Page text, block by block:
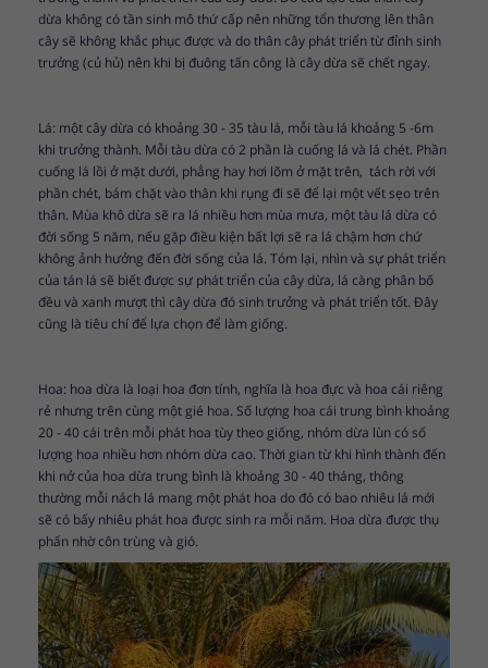
dừa không có tần sinh mô thứ cấp nên những tổn thương lên thân
cây sẽ không khắc phục được và do thân cây phát triển từ đỉnh sinh
trưởng (củ hủ) nên khi bị đuông tấn công là cây dừa sẽ chết ngay.
Lá: một cây dừa có khoảng 30 - 35 tàu lá, mỗi tàu lá khoảng 5 -6m
khi trưởng thành. Mỗi tàu dừa có 2 phần là cuống lá và lá chét. Phần
cuống lá lồi ở mặt dưới, phẳng hay hơi lõm ở mặt trên, tách rời với
phần chét, bám chặt vào thân khi rụng đi sẽ để lại một vết sẹo trên
thân. Mùa khô dừa sẽ ra lá nhiều hơn mùa mưa, một tàu lá dừa có
đời sống 5 năm, nếu gặp điều kiện bất lợi sẽ ra lá chậm hơn chứ
không ảnh hưởng đến đời sống của lá. Tóm lại, nhìn và sự phát triển
của tán lá sẽ biết được sự phát triển của cây dừa, lá càng phân bố
đều và xanh mượt thì cây dừa đó sinh trưởng và phát triển tốt. Đây
cũng là tiêu chí để lựa chọn để làm giống.
Hoa: hoa dừa là loại hoa đơn tính, nghĩa là hoa đực và hoa cái riêng
rẻ nhưng trên cùng một gié hoa. Số lượng hoa cái trung bình khoảng
20 - 40 cái trên mỗi phát hoa tùy theo giống, nhóm dừa lùn có số
lượng hoa nhiều hơn nhóm dừa cao. Thời gian từ khi hình thành đến
khi nở của hoa dừa trung bình là khoảng 30 - 40 tháng, thông
thường mỗi nách lá mang một phát hoa do đó có bao nhiêu lá mới
sẽ có bấy nhiêu phát hoa được sinh ra mỗi năm. Hoa dừa được thụ
phấn nhờ côn trùng và gió.